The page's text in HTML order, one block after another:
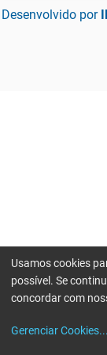
Desenvolvido por
Usamos cookies
possível. Se
concordar com
Gerenciar Cookies...
Erro ao enviar